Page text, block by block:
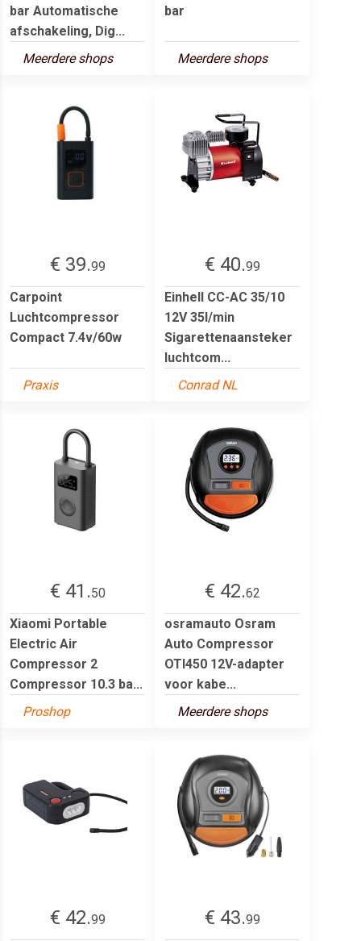
bar Automatische
afschakeling, Dig...
Meerdere shops
bar
Meerdere shops
€ 39.99
Carpoint
Luchtcompressor
Compact 7.4v/60w
Praxis
€ 40.99
Einhell CC-AC 35/10
12V 35l/min
Sigarettenaansteker
luchtcom...
Conrad NL
€ 41.50
Xiaomi Portable
Electric Air
Compressor 2
Compressor 10.3 ba...
Proshop
€ 42.62
osramauto Osram
Auto Compressor
OTI450 12V-adapter
voor kabe...
Meerdere shops
€ 42.99
€ 43.99